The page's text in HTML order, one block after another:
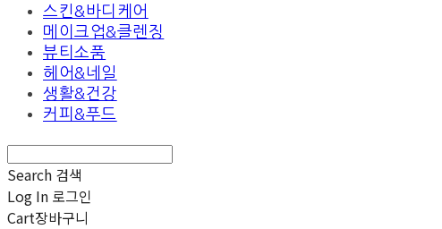
스킨&바디케어
메이크업&클렌징
뷰티소품
헤어&네일
생활&건강
커피&푸드
Search 검색
Log In 로그인
Cart장바구니